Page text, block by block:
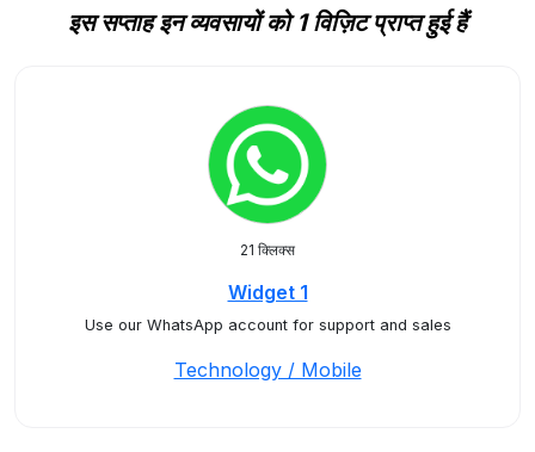
इस सप्ताह इन व्यवसायों को 1 विज़िट प्राप्त हुई हैं
21 क्लिक्स
Widget 1
Use our WhatsApp account for support and sales
Technology / Mobile